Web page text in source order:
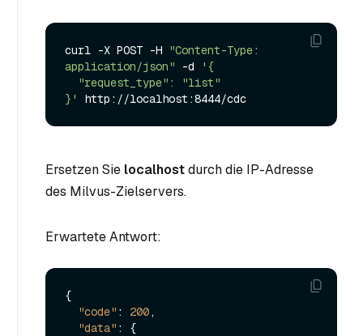
curl -X POST -H "Content-Type:
application/json" -d
'{
}'
Ersetzen Sie localhostdurch die IP-Adresse
des Milvus-Zielservers.
Erwartete Antwort:
{
"code" : 200,
"data" :
{